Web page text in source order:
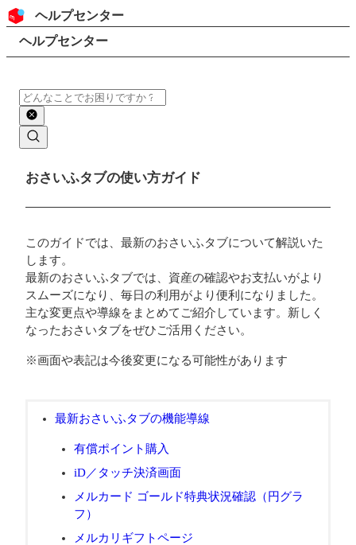
コンテンツにスキップ
ヘッダー
ヘルプセンター
検索
パンくずリスト
ヘルプセンター
検索
メインコンテンツ
おさいふタブの使い方ガイド
このガイドでは、最新のおさいふタブについて解説いた
します。
最新のおさいふタブでは、資産の確認やお支払いがより
スムーズになり、毎日の利用がより便利になりました。
主な変更点や導線をまとめてご紹介しています。新しく
なったおさいタブをぜひご活用ください。
※画面や表記は今後変更になる可能性があります
最新おさいふタブの機能導線
有償ポイント購入
iD／タッチ決済画面
メルカード ゴールド特典状況確認（円グラ
フ）
メルカリギフトページ